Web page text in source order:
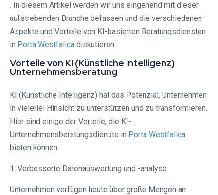
. In diesem Artikel werden wir uns eingehend mit dieser
aufstrebenden Branche befassen und die verschiedenen
Aspekte und Vorteile von KI-basierten Beratungsdiensten
in Porta Westfalica⁠ diskutieren.
Vorteile von KI (Künstliche Intelligenz)
Unternehmensberatung
KI (Künstliche Intelligenz) hat das Potenzial, Unternehmen
in vielerlei Hinsicht zu unterstützen und zu transformieren.
Hier sind einige der Vorteile, die KI-
Unternehmensberatungsdienste in Porta Westfalica⁠
bieten können:
1. Verbesserte Datenauswertung und -analyse
Unternehmen verfügen heute über große Mengen an